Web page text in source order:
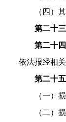
（四）
第二十
第二十
依法报经相
第二十
（一）
（二）